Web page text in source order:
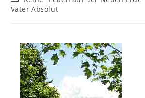
Vater Absolut